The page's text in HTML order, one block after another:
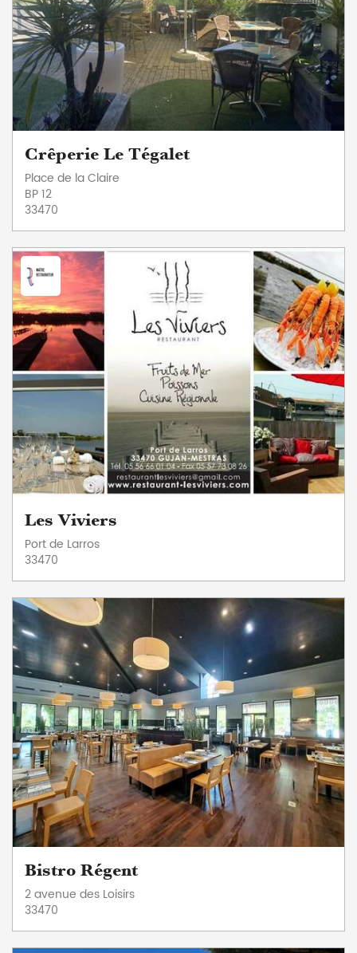
Crêperie Le Tégalet
Place de la Claire
BP 12
33470
Les Viviers
Port de Larros
33470
Bistro Régent
2 avenue des Loisirs
33470